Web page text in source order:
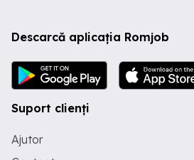
Descarcă aplicația Romjob
Suport clienți
Ajutor